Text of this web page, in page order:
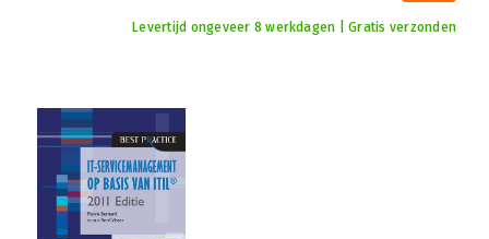
Levertijd ongeveer 8 werkdagen | Gratis verzonden